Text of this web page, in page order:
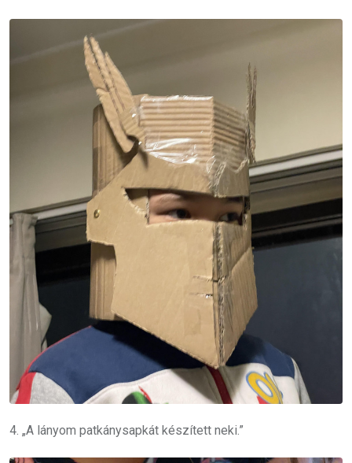
4. „A lányom patkánysapkát készített neki.”